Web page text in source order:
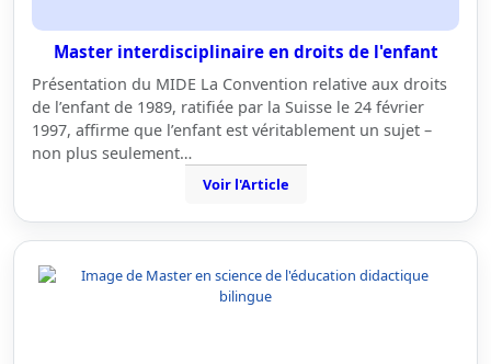
Master interdisciplinaire en droits de l'enfant
Présentation du MIDE La Convention relative aux droits
de l’enfant de 1989, ratifiée par la Suisse le 24 février
1997, affirme que l’enfant est véritablement un sujet –
non plus seulement…
Voir l'Article